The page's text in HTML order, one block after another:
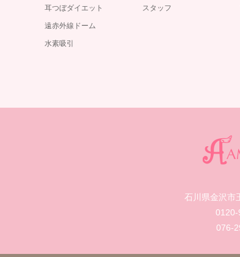
耳つぼダイエット
遠赤外線ドーム
水素吸引
スタッフ
石川県金沢市
0120-
076-